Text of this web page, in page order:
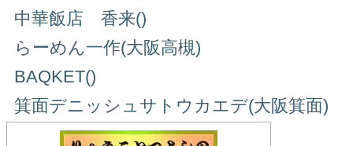
中華飯店 香来()
らーめん一作(大阪高槻)
BAQKET()
箕面デニッシュサトウカエデ(大阪箕面)